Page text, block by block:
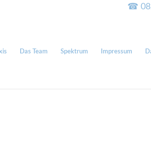
☎
Das Team Spektrum Impressum